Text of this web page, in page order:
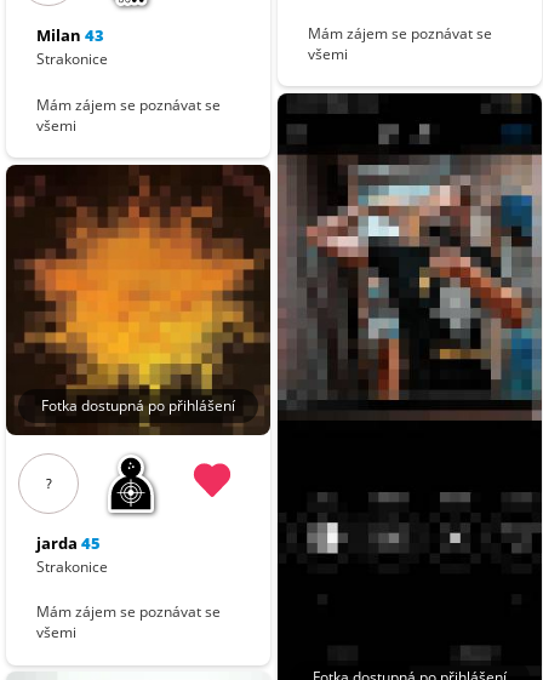
Milan 43
Strakonice
Mám zájem se poznávat se
všemi
Fotka dostupná po přihlášení
?
jarda 45
Strakonice
Mám zájem se poznávat se
všemi
Mám zájem se poznávat se
všemi